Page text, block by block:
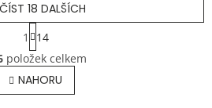
O
v
l
á
18 DALŠÍCH
S
t
r
á
n
k
1
14
položek celkem
NAHORU